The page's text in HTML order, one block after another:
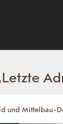
und Mittelbau-